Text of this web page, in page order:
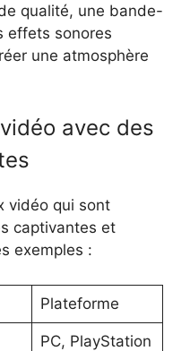
qualité, une bande-
effets sonores
une atmosphère
avec des
vidéo qui sont
captivantes et
exemples :
Plateforme
PC, PlayStation